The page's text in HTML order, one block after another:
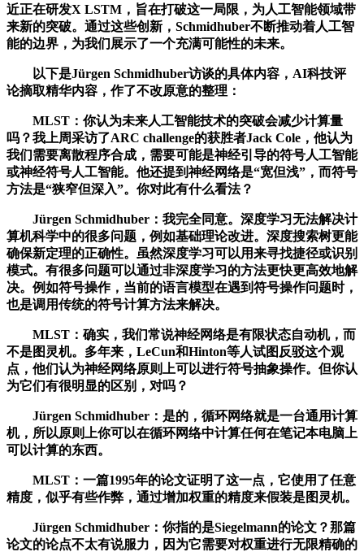
近正在研发X LSTM，旨在打破这一局限，为人工智能领域带
来新的突破。通过这些创新，Schmidhuber不断推动着人工智
能的边界，为我们展示了一个充满可能性的未来。
以下是Jürgen Schmidhuber访谈的具体内容，AI科技评
论摘取精华内容，作了不改原意的整理：
MLST：你认为未来人工智能技术的突破会减少计算量
吗？我上周采访了ARC challenge的获胜者Jack Cole，他认为
我们需要离散程序合成，需要可能是神经引导的符号人工智能
或神经符号人工智能。他还提到神经网络是“宽但浅”，而符号
方法是“狭窄但深入”。你对此有什么看法？
Jürgen Schmidhuber：我完全同意。深度学习无法解决计
算机科学中的很多问题，例如基础理论改进。深度搜索树更能
确保新定理的正确性。虽然深度学习可以用来寻找捷径或识别
模式。有很多问题可以通过非深度学习的方法更快更高效地解
决。例如符号操作，当前的语言模型在遇到符号操作问题时，
也是调用传统的符号计算方法来解决。
MLST：确实，我们常说神经网络是有限状态自动机，而
不是图灵机。多年来，LeCun和Hinton等人试图反驳这个观
点，他们认为神经网络原则上可以进行符号抽象操作。但你认
为它们有很明显的区别，对吗？
Jürgen Schmidhuber：是的，循环网络就是一台通用计算
机，所以原则上你可以在循环网络中计算任何在笔记本电脑上
可以计算的东西。
MLST：一篇1995年的论文证明了这一点，它使用了任意
精度，似乎有些作弊，通过增加权重的精度来假装是图灵机。
Jürgen Schmidhuber：你指的是Siegelmann的论文？那篇
论文的论点不太有说服力，因为它需要对权重进行无限精确的